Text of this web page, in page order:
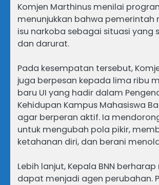
Komjen Marthinus menilai
menunjukkan bahwa pemerintah
isu narkoba sebagai situasi yang
dan darurat.
Pada kesempatan tersebut,
juga berpesan kepada lima ribu
baru UI yang hadir dalam
Kehidupan Kampus Mahasiswa
agar berperan aktif. Ia
untuk mengubah pola pikir,
ketahanan diri, dan berani
Lebih lanjut, Kepala BNN
dapat menjadi agen perubahan.